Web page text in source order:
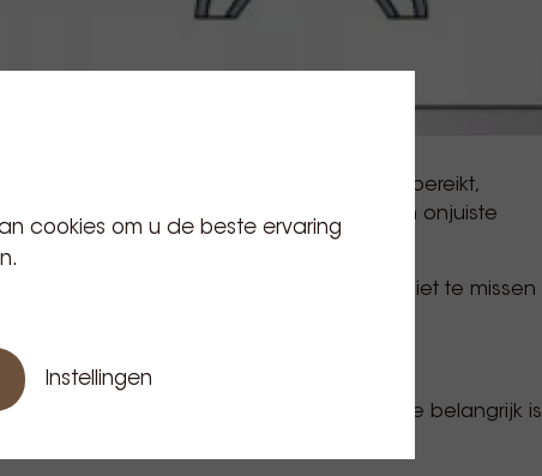
middel van kanalisatie alle koffiedeeltjes bereikt,
Het is ook handig om het effect van een onjuiste
te verminderen.
instelling, hoeft u deze voordelen niet te missen
voor een temperatuurconstante die belangrijk is
cookies om u de beste ervaring
Instellingen